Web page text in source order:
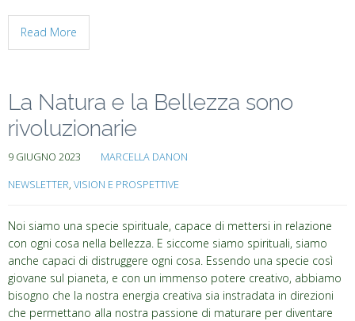
Read More
La Natura e la Bellezza sono
rivoluzionarie
9 GIUGNO 2023 MARCELLA DANON
NEWSLETTER, VISION E PROSPETTIVE
Noi siamo una specie spirituale, capace di mettersi in relazione
con ogni cosa nella bellezza. E siccome siamo spirituali, siamo
anche capaci di distruggere ogni cosa. Essendo una specie così
giovane sul pianeta, e con un immenso potere creativo, abbiamo
bisogno che la nostra energia creativa sia instradata in direzioni
che permettano alla nostra passione di maturare per diventare